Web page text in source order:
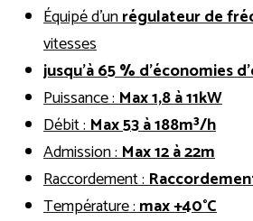
Équipé d’unrégulateur de
vitesses
jusqu’à 65 % d’économies
Puissance :Max 1,8 à 11kW
Débit :Max53 à 188m³/h
Admission :Max 12 à 22m
Raccordement :
Température :max +40°C